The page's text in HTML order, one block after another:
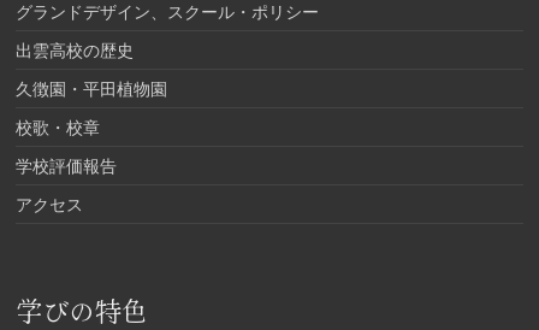
グランドデザイン、スクール・ポリシー
出雲高校の歴史
久徴園・平田植物園
校歌・校章
学校評価報告
アクセス
学びの特色